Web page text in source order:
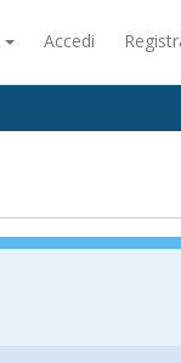
Accedi